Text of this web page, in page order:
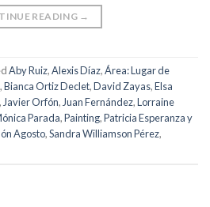
READING →
Aby Ruiz,Alexis Díaz,Área: Lugar de
,Bianca Ortiz Declet,David Zayas,Elsa
,Javier Orfón,Juan Fernández,Lorraine
Parada,Painting,Patricia Esperanza y
Agosto,Sandra Williamson Pérez,